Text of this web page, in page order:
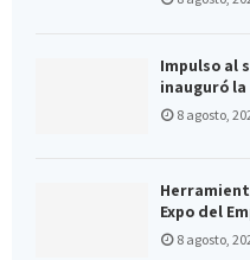
Impulso al
inauguró
8 agosto,
Expo del
8 agosto,